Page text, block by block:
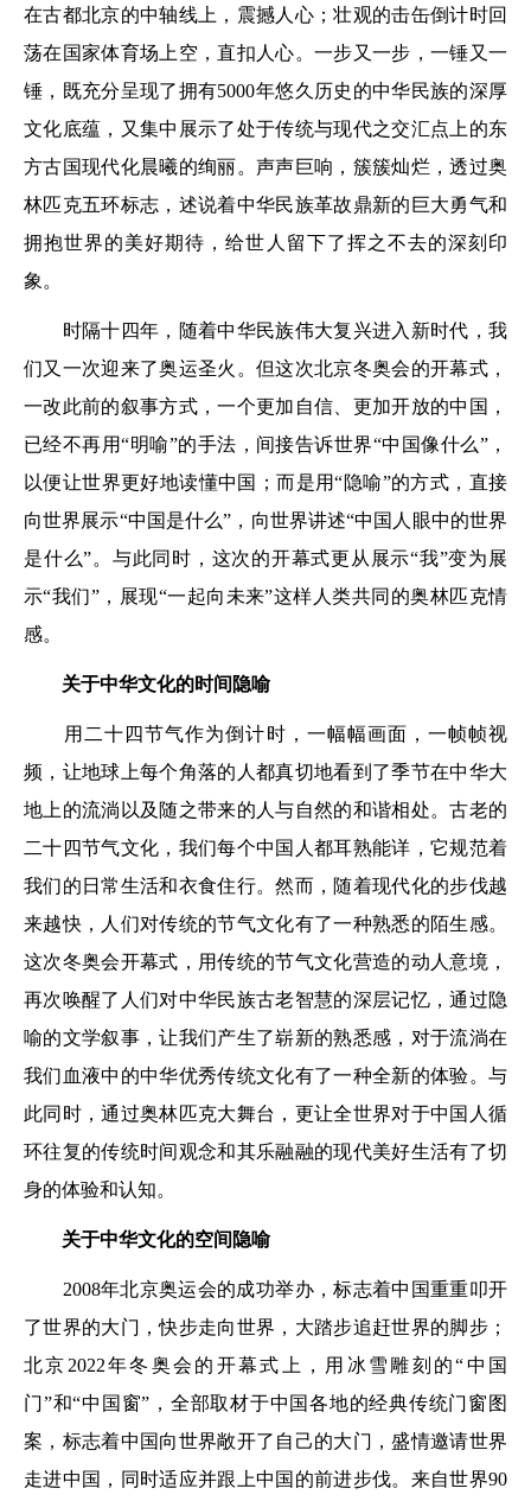
在古都北京的中轴线上，震撼人心；壮观的击缶倒计时回
荡在国家体育场上空，直扣人心。一步又一步，一锤又一
锤，既充分呈现了拥有5000年悠久历史的中华民族的深厚
文化底蕴，又集中展示了处于传统与现代之交汇点上的东
方古国现代化晨曦的绚丽。声声巨响，簇簇灿烂，透过奥
林匹克五环标志，述说着中华民族革故鼎新的巨大勇气和
拥抱世界的美好期待，给世人留下了挥之不去的深刻印
象。
时隔十四年，随着中华民族伟大复兴进入新时代，我
们又一次迎来了奥运圣火。但这次北京冬奥会的开幕式，
一改此前的叙事方式，一个更加自信、更加开放的中国，
已经不再用“明喻”的手法，间接告诉世界“中国像什么”，
以便让世界更好地读懂中国；而是用“隐喻”的方式，直接
向世界展示“中国是什么”，向世界讲述“中国人眼中的世界
是什么”。与此同时，这次的开幕式更从展示“我”变为展
示“我们”，展现“一起向未来”这样人类共同的奥林匹克情
感。
关于中华文化的时间隐喻
用二十四节气作为倒计时，一幅幅画面，一帧帧视
频，让地球上每个角落的人都真切地看到了季节在中华大
地上的流淌以及随之带来的人与自然的和谐相处。古老的
二十四节气文化，我们每个中国人都耳熟能详，它规范着
我们的日常生活和衣食住行。然而，随着现代化的步伐越
来越快，人们对传统的节气文化有了一种熟悉的陌生感。
这次冬奥会开幕式，用传统的节气文化营造的动人意境，
再次唤醒了人们对中华民族古老智慧的深层记忆，通过隐
喻的文学叙事，让我们产生了崭新的熟悉感，对于流淌在
我们血液中的中华优秀传统文化有了一种全新的体验。与
此同时，通过奥林匹克大舞台，更让全世界对于中国人循
环往复的传统时间观念和其乐融融的现代美好生活有了切
身的体验和认知。
关于中华文化的空间隐喻
2008年北京奥运会的成功举办，标志着中国重重叩开
了世界的大门，快步走向世界，大踏步追赶世界的脚步；
北京2022年冬奥会的开幕式上，用冰雪雕刻的“中国
门”和“中国窗”，全部取材于中国各地的经典传统门窗图
案，标志着中国向世界敞开了自己的大门，盛情邀请世界
走进中国，同时适应并跟上中国的前进步伐。来自世界90